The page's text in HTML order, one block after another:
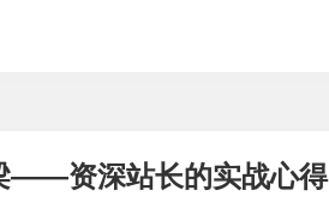
——资深站长的实战心得